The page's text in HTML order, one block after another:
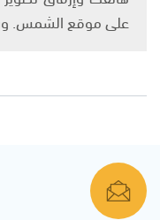
على موقع الشمس.